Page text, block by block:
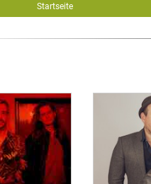
Startseite